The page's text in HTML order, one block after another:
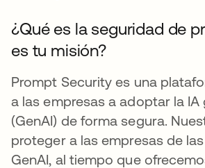
¿Qué es la seguridad de
es tu misión?
Prompt Security es una
a las empresas a adoptar la IA
(GenAI) de forma segura.
proteger a las empresas de
GenAI, al tiempo que